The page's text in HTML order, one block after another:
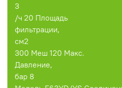
3
/ч 20 Площадь
фильтрации,
см2
300 Меш 120 Макс.
Давление,
бар 8